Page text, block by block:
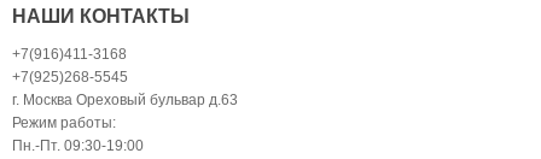
НАШИ КОНТАКТЫ
+7(916)411-3168
+7(925)268-5545
г. Москва Ореховый бульвар д.63
Режим работы:
Пн.-Пт. 09:30-19:00